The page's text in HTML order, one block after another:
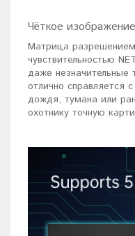
Чёткое
Матрица
чувствительностью
даже незначительные
отлично справляется
дождя, тумана или
охотнику точную